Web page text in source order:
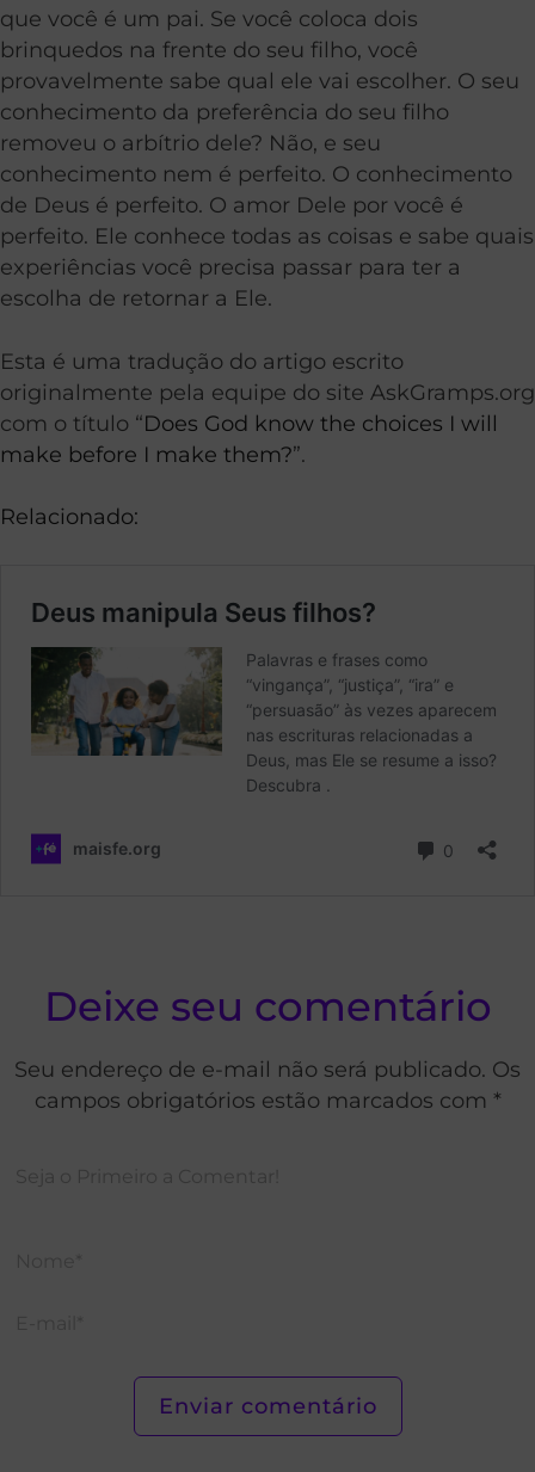
que você é um pai. Se você coloca dois
brinquedos na frente do seu filho, você
provavelmente sabe qual ele vai escolher. O seu
conhecimento da preferência do seu filho
removeu o arbítrio dele? Não, e seu
conhecimento nem é perfeito. O conhecimento
de Deus é perfeito. O amor Dele por você é
perfeito. Ele conhece todas as coisas e sabe quais
experiências você precisa passar para ter a
escolha de retornar a Ele.
Esta é uma tradução do artigo escrito
originalmente pela equipe do site AskGramps.org
com o título “Does God know the choices I will
make before I make them?”.
Relacionado:
Deixe seu comentário
Seu endereço de e-mail não será publicado. Os
campos obrigatórios estão marcados com *